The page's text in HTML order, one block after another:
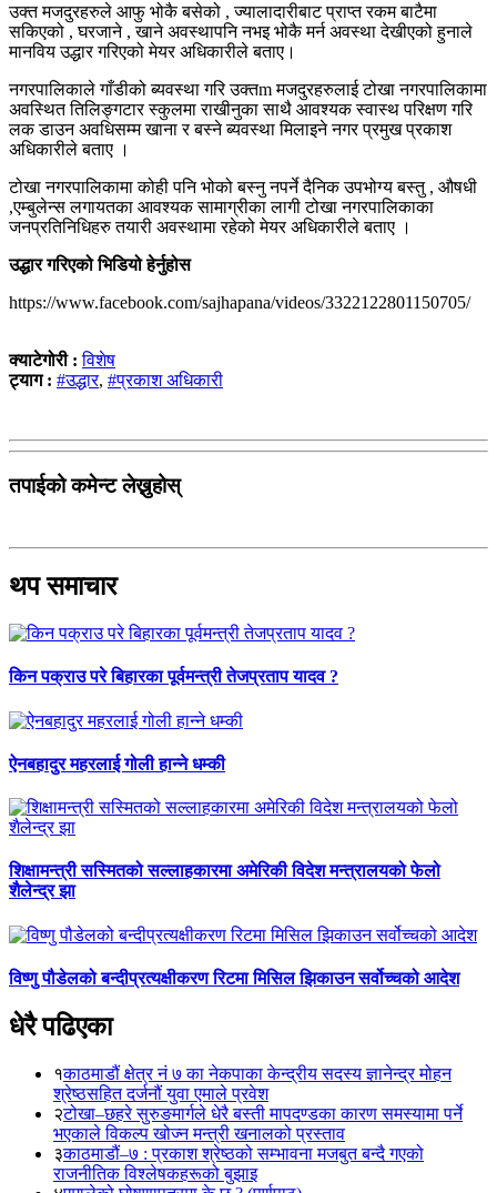
उक्त मजदुरहरुले आफु भोकै बसेको , ज्यालादारीबाट प्राप्त रकम बाटैमा
सकिएको , घरजाने , खाने अवस्थापनि नभइ भोकै मर्न अवस्था देखीएको हुनाले
मानविय उद्धार गरिएको मेयर अधिकारीले बताए।
नगरपालिकाले गाँडीको ब्यवस्था गरि उक्तm मजदुरहरुलाई टोखा नगरपालिकामा
अवस्थित तिलिङ्गटार स्कुलमा राखीनुका साथै आवश्यक स्वास्थ परिक्षण गरि
लक डाउन अवधिसम्म खाना र बस्ने ब्यवस्था मिलाइने नगर प्रमुख प्रकाश
अधिकारीले बताए ।
टोखा नगरपालिकामा कोही पनि भोको बस्नु नपर्ने दैनिक उपभोग्य बस्तु , औषधी
,एम्बुलेन्स लगायतका आवश्यक सामाग्रीका लागी टोखा नगरपालिकाका
जनप्रतिनिधिहरु तयारी अवस्थामा रहेको मेयर अधिकारीले बताए ।
उद्धार गरिएको भिडियो हेर्नुहोस
https://www.facebook.com/sajhapana/videos/3322122801150705/
क्याटेगोरी :विशेष
ट्याग : #उद्धार, #प्रकाश अधिकारी
तपाईको कमेन्ट लेख्नुहोस्
थप समाचार
किन पक्राउ परे बिहारका पूर्वमन्त्री तेजप्रताप यादव ?
ऐनबहादुर महरलाई गोली हान्ने धम्की
शिक्षामन्त्री सस्मितको सल्लाहकारमा अमेरिकी विदेश मन्त्रालयको फेलो
शैलेन्द्र झा
विष्णु पौडेलको बन्दीप्रत्यक्षीकरण रिटमा मिसिल झिकाउन सर्वोच्चको आदेश
धेरै पढिएका
१काठमाडौं क्षेत्र नं ७ का नेकपाका केन्द्रीय सदस्य ज्ञानेन्द्र मोहन
श्रेष्ठसहित दर्जनौं युवा एमाले प्रवेश
२टोखा–छहरे सुरुङमार्गले धेरै बस्ती मापदण्डका कारण समस्यामा पर्ने
भएकाले विकल्प खोज्न मन्त्री खनालको प्रस्ताव
३काठमाडौं–७ : प्रकाश श्रेष्ठको सम्भावना मजबुत बन्दै गएको
राजनीतिक विश्लेषकहरूको बुझाइ